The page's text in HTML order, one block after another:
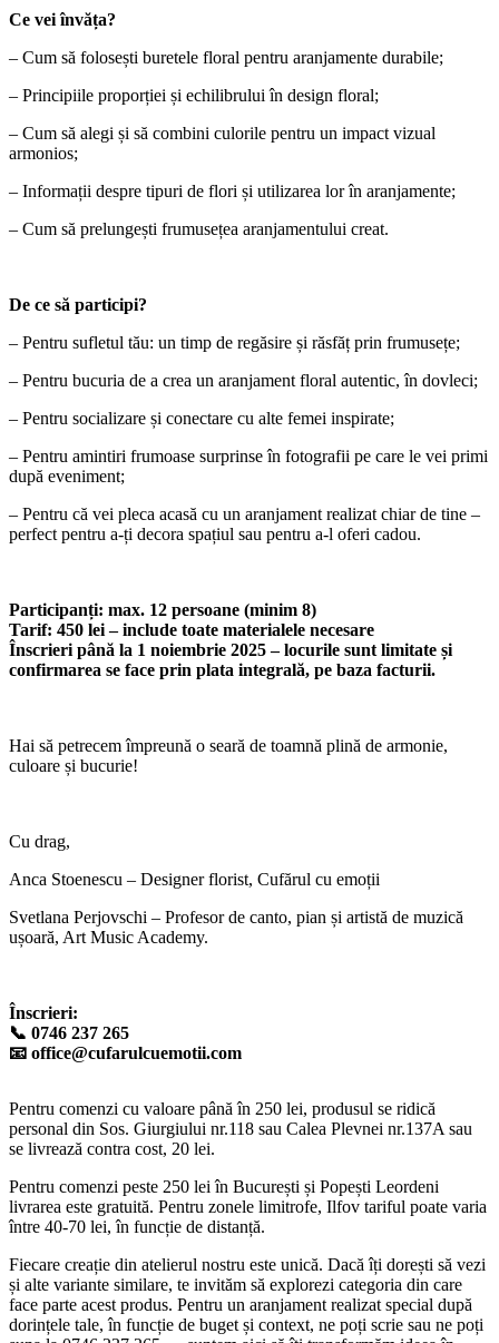
Ce vei învăța?
– Cum să folosești buretele floral pentru aranjamente durabile;
– Principiile proporției și echilibrului în design floral;
– Cum să alegi și să combini culorile pentru un impact vizual
armonios;
– Informații despre tipuri de flori și utilizarea lor în aranjamente;
– Cum să prelungești frumusețea aranjamentului creat.
De ce să participi?
– Pentru sufletul tău: un timp de regăsire și răsfăț prin frumusețe;
– Pentru bucuria de a crea un aranjament floral autentic, în dovleci;
– Pentru socializare și conectare cu alte femei inspirate;
– Pentru amintiri frumoase surprinse în fotografii pe care le vei primi
după eveniment;
– Pentru că vei pleca acasă cu un aranjament realizat chiar de tine –
perfect pentru a-ți decora spațiul sau pentru a-l oferi cadou.
Participanți: max. 12 persoane (minim 8)
Tarif: 450 lei – include toate materialele necesare
Înscrieri până la 1 noiembrie 2025 – locurile sunt limitate și
confirmarea se face prin plata integrală, pe baza facturii.
Hai să petrecem împreună o seară de toamnă plină de armonie,
culoare și bucurie!
Cu drag,
Anca Stoenescu – Designer florist, Cufărul cu emoții
Svetlana Perjovschi – Profesor de canto, pian și artistă de muzică
ușoară, Art Music Academy.
Înscrieri:
📞 0746 237 265
📧 office@cufarulcuemotii.com
Pentru comenzi cu valoare până în 250 lei, produsul se ridică
personal din Sos. Giurgiului nr.118 sau Calea Plevnei nr.137A sau
se livrează contra cost, 20 lei.
Pentru comenzi peste 250 lei în București și Popești Leordeni
livrarea este gratuită. Pentru zonele limitrofe, Ilfov tariful poate varia
între 40-70 lei, în funcție de distanță.
Fiecare creație din atelierul nostru este unică. Dacă îți dorești să vezi
și alte variante similare, te invităm să explorezi categoria din care
face parte acest produs. Pentru un aranjament realizat special după
dorințele tale, în funcție de buget și context, ne poți scrie sau ne poți